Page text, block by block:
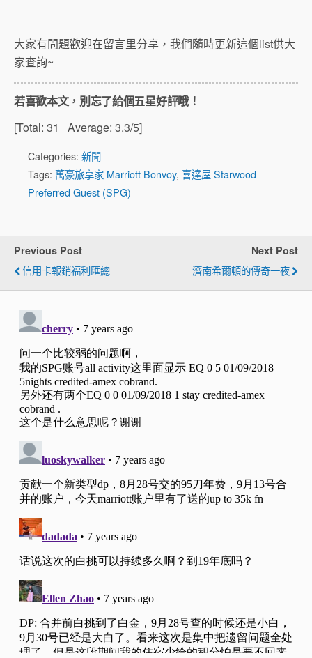
大家有問題歡迎在留言里分享，我們隨時更新這個list供大
家查詢~
若喜歡本文，別忘了給個五星好評哦！
[Total: 31 Average: 3.3/5]
Categories: 新聞
Tags: 萬豪旅享家 Marriott Bonvoy, 喜達屋 Starwood
Preferred Guest (SPG)
Previous Post
信用卡報銷福利匯總
Next Post
濟南希爾頓的傳奇一夜